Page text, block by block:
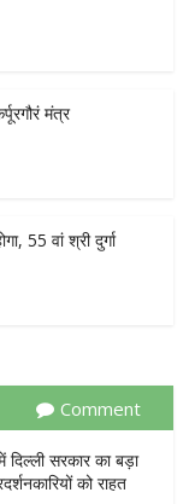
मंत्र
55 वां श्री दुर्गा
Comment
सरकार का बड़ा
को राहत